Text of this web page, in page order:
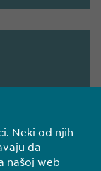
Neki od njih
da
našoj web